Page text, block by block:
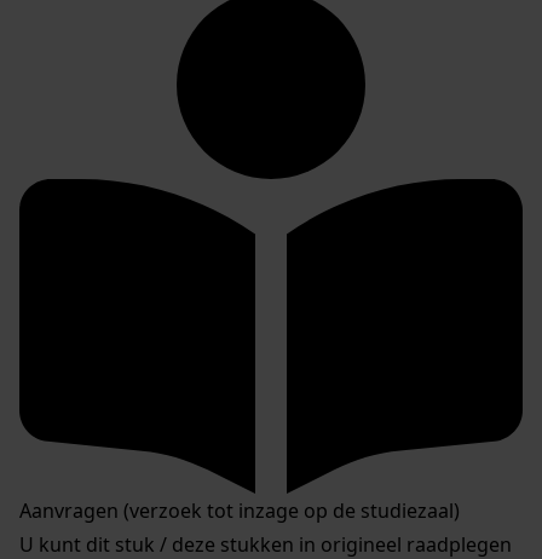
Aanvragen (verzoek tot inzage op de studiezaal)
U kunt dit stuk / deze stukken in origineel raadplegen